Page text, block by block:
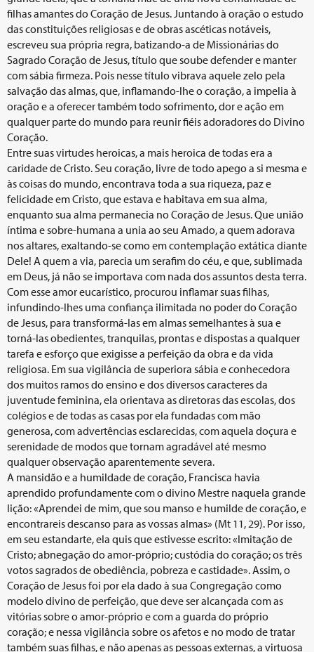
filhas amantes do Coração de Jesus. Juntando à oração o estudo
das constituições religiosas e de obras ascéticas notáveis,
escreveu sua própria regra, batizando-a de Missionárias do
Sagrado Coração de Jesus, título que soube defender e manter
com sábia firmeza. Pois nesse título vibrava aquele zelo pela
salvação das almas, que, inflamando-lhe o coração, a impelia à
oração e a oferecer também todo sofrimento, dor e ação em
qualquer parte do mundo para reunir fiéis adoradores do Divino
Coração.
Entre suas virtudes heroicas, a mais heroica de todas era a
caridade de Cristo. Seu coração, livre de todo apego a si mesma e
às coisas do mundo, encontrava toda a sua riqueza, paz e
felicidade em Cristo, que estava e habitava em sua alma,
enquanto sua alma permanecia no Coração de Jesus. Que união
íntima e sobre-humana a unia ao seu Amado, a quem adorava
nos altares, exaltando-se como em contemplação extática diante
Dele! A quem a via, parecia um serafim do céu, e que, sublimada
em Deus, já não se importava com nada dos assuntos desta terra.
Com esse amor eucarístico, procurou inflamar suas filhas,
infundindo-lhes uma confiança ilimitada no poder do Coração
de Jesus, para transformá-las em almas semelhantes à sua e
torná-las obedientes, tranquilas, prontas e dispostas a qualquer
tarefa e esforço que exigisse a perfeição da obra e da vida
religiosa. Em sua vigilância de superiora sábia e conhecedora
dos muitos ramos do ensino e dos diversos caracteres da
juventude feminina, ela orientava as diretoras das escolas, dos
colégios e de todas as casas por ela fundadas com mão
generosa, com advertências esclarecidas, com aquela doçura e
serenidade de modos que tornam agradável até mesmo
qualquer observação aparentemente severa.
A mansidão e a humildade de coração, Francisca havia
aprendido profundamente com o divino Mestre naquela grande
lição: «Aprendei de mim, que sou manso e humilde de coração, e
encontrareis descanso para as vossas almas» (Mt 11, 29). Por isso,
em seu estandarte, ela quis que estivesse escrito: «Imitação de
Cristo; abnegação do amor-próprio; custódia do coração; os três
votos sagrados de obediência, pobreza e castidade». Assim, o
Coração de Jesus foi por ela dado à sua Congregação como
modelo divino de perfeição, que deve ser alcançada com as
vitórias sobre o amor-próprio e com a guarda do próprio
coração; e nessa vigilância sobre os afetos e no modo de tratar
também suas filhas, e não apenas as pessoas externas, a virtuosa